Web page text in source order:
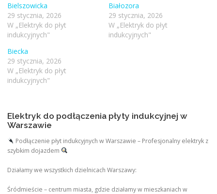
Bielszowicka
29 stycznia, 2026
W „Elektryk do płyt
indukcyjnych"
Białozora
29 stycznia, 2026
W „Elektryk do płyt
indukcyjnych"
Biecka
29 stycznia, 2026
W „Elektryk do płyt
indukcyjnych"
Elektryk do podłączenia płyty indukcyjnej w
Warszawie
Podłączenie płyt indukcyjnych w Warszawie – Profesjonalny elektryk z
szybkim dojazdem
Działamy we wszystkich dzielnicach Warszawy:
Śródmieście – centrum miasta, gdzie działamy w mieszkaniach w